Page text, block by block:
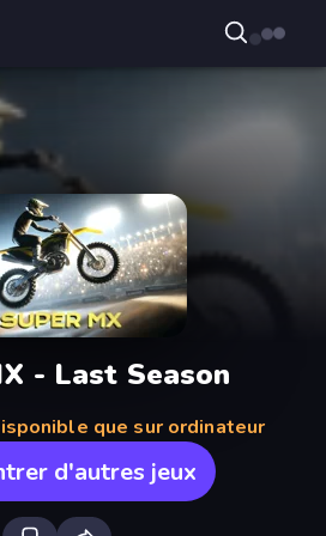
- Last Season
que sur ordinateur
d'autres jeux